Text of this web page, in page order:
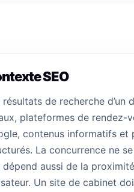
SEO
résultats de recherche
plateformes de rendez-
contenus informatifs et
La concurrence ne
dépend aussi de la
Un site de cabinet